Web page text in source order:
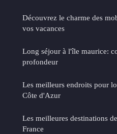
Découvrez le charme des
vos vacances
Long séjour à l'île maurice:
profondeur
Les meilleurs endroits pour
Côte d'Azur
Les meilleures destinations
France